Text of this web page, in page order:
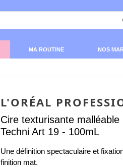
MA ROUTINE NOS
L'ORÉAL
Cire texturisante malléable
Techni Art 19 - 100mL
Une définition spectaculaire et
finition mat.